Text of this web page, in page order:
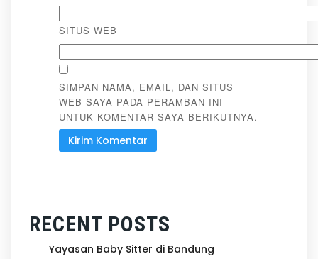
SITUS WEB
SIMPAN NAMA, EMAIL, DAN SITUS
WEB SAYA PADA PERAMBAN INI
UNTUK KOMENTAR SAYA BERIKUTNYA.
RECENT POSTS
Yayasan Baby Sitter di Bandung